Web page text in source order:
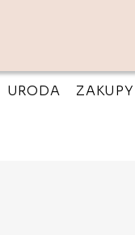
URODA ZAKUPY